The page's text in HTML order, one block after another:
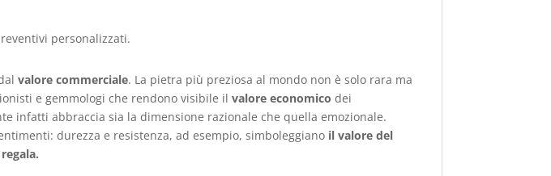
personalizzati.
valore commerciale. La pietra più preziosa al mondo non è solo rara ma
e gemmologi che rendono visibile ilvalore economico dei
infatti abbraccia sia la dimensione razionale che quella emozionale.
durezza e resistenza, ad esempio, simboleggiano il valore del